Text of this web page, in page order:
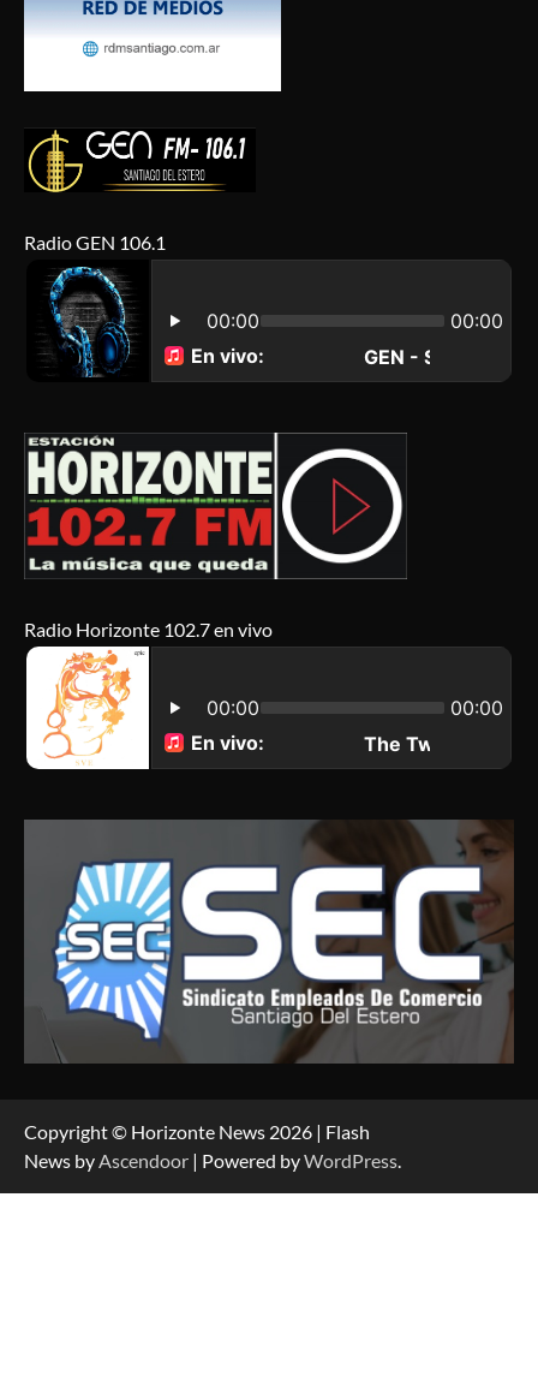
Radio GEN 106.1
Radio Horizonte 102.7 en vivo
Copyright © Horizonte News 2026 | Flash
News by Ascendoor | Powered byWordPress